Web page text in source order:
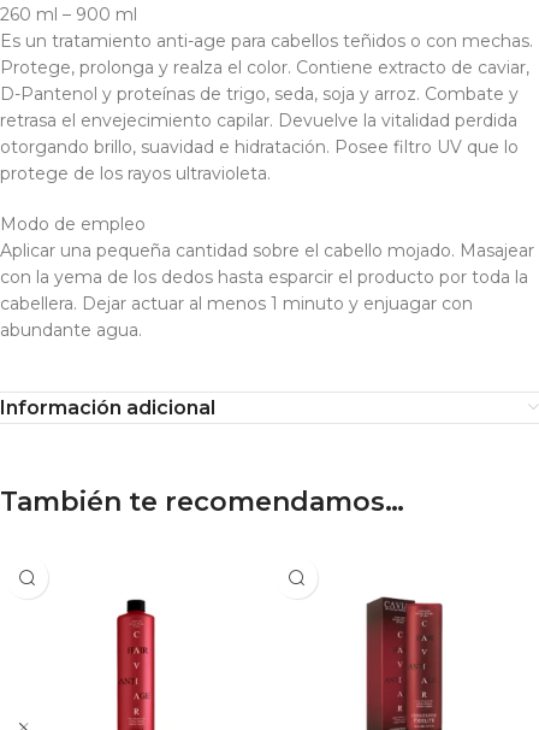
260 ml – 900 ml
Es un tratamiento anti-age para cabellos teñidos o con mechas.
Protege, prolonga y realza el color. Contiene extracto de caviar,
D-Pantenol y proteínas de trigo, seda, soja y arroz. Combate y
retrasa el envejecimiento capilar. Devuelve la vitalidad perdida
otorgando brillo, suavidad e hidratación. Posee filtro UV que lo
protege de los rayos ultravioleta.
Modo de empleo
Aplicar una pequeña cantidad sobre el cabello mojado. Masajear
con la yema de los dedos hasta esparcir el producto por toda la
cabellera. Dejar actuar al menos 1 minuto y enjuagar con
abundante agua.
Información adicional
También te recomendamos…